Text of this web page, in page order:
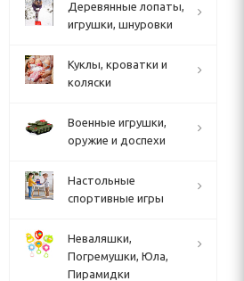
Деревянные лопаты,
игрушки, шнуровки
Куклы, кроватки и
коляски
Военные игрушки,
оружие и доспехи
Настольные
спортивные игры
Неваляшки,
Погремушки, Юла,
Пирамидки